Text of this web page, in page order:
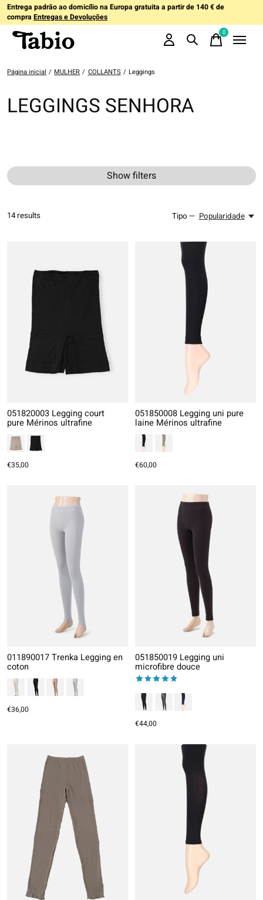
Entrega padrão ao domicílio na Europa gratuita a partir de 140 € de
compra Entregas e Devoluções
0items
Página inicial / MULHER / COLLANTS / Leggings
LEGGINGS SENHORA
Show filters
14results Tipo — Popularidade
051820003 Legging court
pure Mérinos ultrafine
€35,00
051850008 Legging uni pure
laine Mérinos ultrafine
€60,00
011890017 Trenka Legging en
coton
€36,00
051850019 Legging uni
microfibre douce
The rating of this product is
€44,00